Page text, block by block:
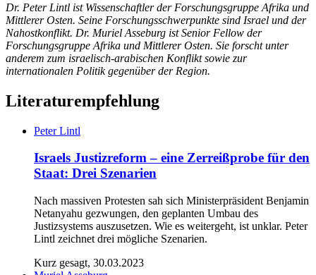
Dr. Peter Lintl ist Wissenschaftler der Forschungsgruppe Afrika und
Mittlerer Osten. Seine Forschungsschwerpunkte sind Israel und der
Nahostkonflikt. Dr. Muriel Asseburg ist Senior Fellow der
Forschungsgruppe Afrika und Mittlerer Osten. Sie forscht unter
anderem zum israelisch-arabischen Konflikt sowie zur
internationalen Politik gegenüber der Region.
Literaturempfehlung
Peter Lintl
Israels Justizreform – eine Zerreißprobe für den
Staat: Drei Szenarien
Nach massiven Protesten sah sich Ministerpräsident Benjamin
Netanyahu gezwungen, den geplanten Umbau des
Justizsystems auszusetzen. Wie es weitergeht, ist unklar. Peter
Lintl zeichnet drei mögliche Szenarien.
Kurz gesagt, 30.03.2023